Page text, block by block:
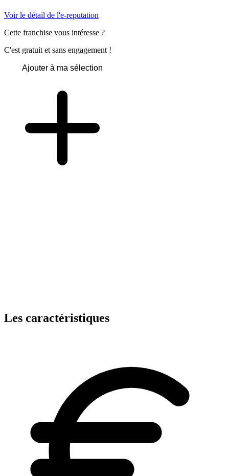
Voir le détail de l'e-reputation
Cette franchise vous intéresse ?
C'est gratuit et sans engagement !
Ajouter à ma sélection
Les caractéristiques